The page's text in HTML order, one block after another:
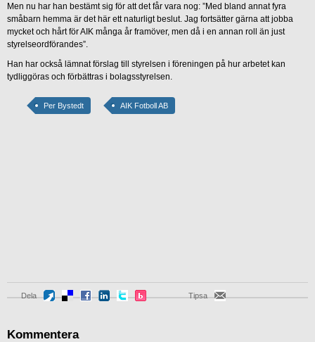
Men nu har han bestämt sig för att det får vara nog: ”Med bland annat fyra
småbarn hemma är det här ett naturligt beslut. Jag fortsätter gärna att jobba
mycket och hårt för AIK många år framöver, men då i en annan roll än just
styrelseordförandes”.
Han har också lämnat förslag till styrelsen i föreningen på hur arbetet kan
tydliggöras och förbättras i bolagsstyrelsen.
Per Bystedt AIK Fotboll AB
Dela Tipsa
Kommentera